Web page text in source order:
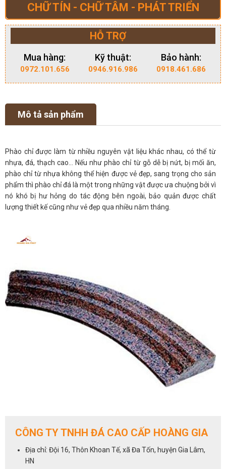
CHỮ TÍN - CHỮ TÂM - PHÁT TRIỂN
HỖ TRỢ
Mua hàng:
0972.101.656
Kỹ thuật:
0946.916.986
Bảo hành:
0918.461.686
Mô tả sản phẩm
Phào chỉ được làm từ nhiều nguyên vật liệu khác nhau, có thể từ
nhựa, đá, thạch cao… Nếu như phào chỉ từ gỗ dễ bị nứt, bị mối ăn,
phào chỉ từ nhựa không thể hiện được vẻ đẹp, sang trọng cho sản
phẩm thì phào chỉ đá là một trong những vật được ưa chuộng bởi vì
nó khó bị hư hỏng do tác động bên ngoài, bảo quản được chất
lượng thiết kế cũng như vẻ đẹp qua nhiều năm tháng.
CÔNG TY TNHH ĐÁ CAO CẤP HOÀNG GIA
Địa chỉ: Đội 16, Thôn Khoan Tế, xã Đa Tốn, huyện Gia Lâm,
HN